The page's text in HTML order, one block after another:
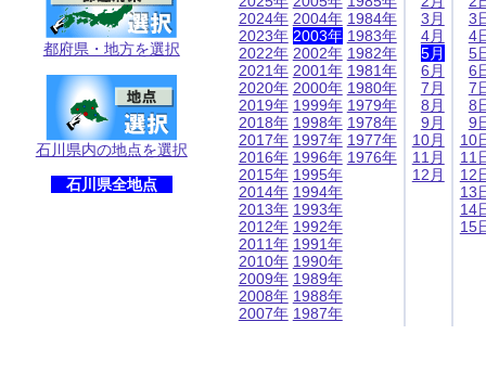
都府県・地方を選択
石川県内の地点を選択
石川県全地点
2024年
2023年
2022年
2021年
2020年
2019年
2018年
2017年
2016年
2015年
2014年
2013年
2012年
2011年
2010年
2009年
2008年
2007年
2004年
2003年
2002年
2001年
2000年
1999年
1998年
1997年
1996年
1995年
1994年
1993年
1992年
1991年
1990年
1989年
1988年
1987年
1984年
1983年
1982年
1981年
1980年
1979年
1978年
1977年
1976年
3月
4月
5月
6月
7月
8月
9月
10月
11月
12月
3
4
5
6
7
8
9
10
11
12
13
14
15